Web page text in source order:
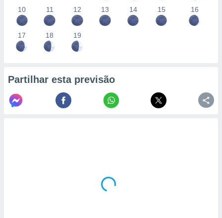
10 11 12 13 14 15 16
17 18 19
Partilhar esta previsão